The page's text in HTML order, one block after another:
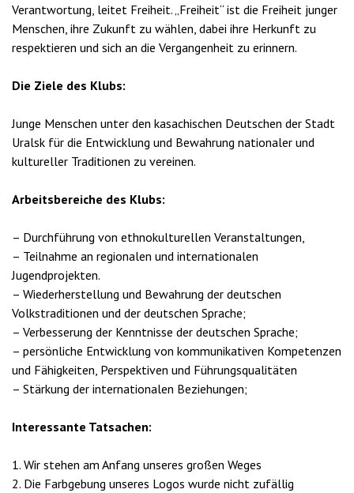
Verantwortung, leitet Freiheit. „Freiheit“ ist die Freiheit junger
Menschen, ihre Zukunft zu wählen, dabei ihre Herkunft zu
respektieren und sich an die Vergangenheit zu erinnern.
Die Ziele des Klubs:
Junge Menschen unter den kasachischen Deutschen der Stadt
Uralsk für die Entwicklung und Bewahrung nationaler und
kultureller Traditionen zu vereinen.
Arbeitsbereiche des Klubs:
– Durchführung von ethnokulturellen Veranstaltungen,
– Teilnahme an regionalen und internationalen
Jugendprojekten.
– Wiederherstellung und Bewahrung der deutschen
Volkstraditionen und der deutschen Sprache;
– Verbesserung der Kenntnisse der deutschen Sprache;
– persönliche Entwicklung von kommunikativen Kompetenzen
und Fähigkeiten, Perspektiven und Führungsqualitäten
– Stärkung der internationalen Beziehungen;
Interessante Tatsachen:
1. Wir stehen am Anfang unseres großen Weges
2. Die Farbgebung unseres Logos wurde nicht zufällig